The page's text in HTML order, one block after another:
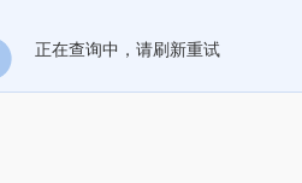
正在查询中，请刷新重试